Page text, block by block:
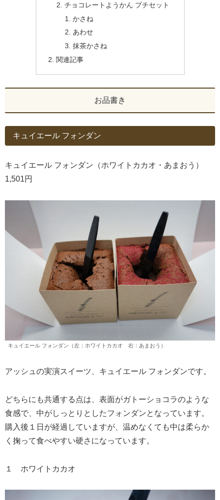
チョコレートようかん プチセット
かさね
あわせ
抹茶かさね
関連記事
お品書き
キュイエール フォンダン
キュイエール フォンダン（ホワイトカカオ・あまおう）
1,501円
キュイエール フォンダン（左：ホワイトカカオ 右：あまおう）
アッシュの実演スイーツ、キュイエール フォンダンです。
どちらにも共通する点は、表面がガトーショコラのような
食感で、中がしっとりとしたフォンダンとなっています。
購入後１日が経過していますが、温めなくても中は柔らか
く掬って食べやすい硬さになっています。
１ ホワイトカカオ